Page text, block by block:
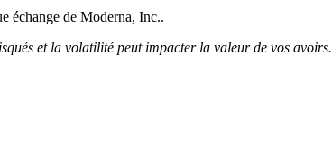
échange de Moderna, Inc..
et la volatilité peut impacter la valeur de vos avoirs.